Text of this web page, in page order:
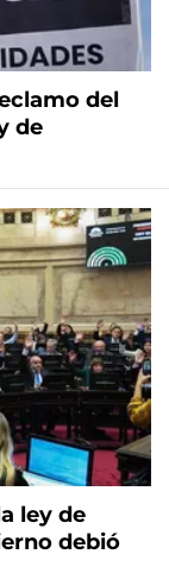
del
de
ley de
debió